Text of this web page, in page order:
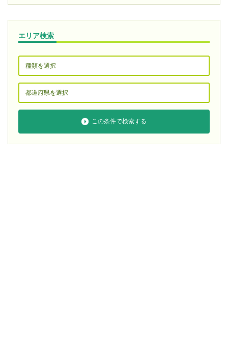
エリア検索
この条件で検索する